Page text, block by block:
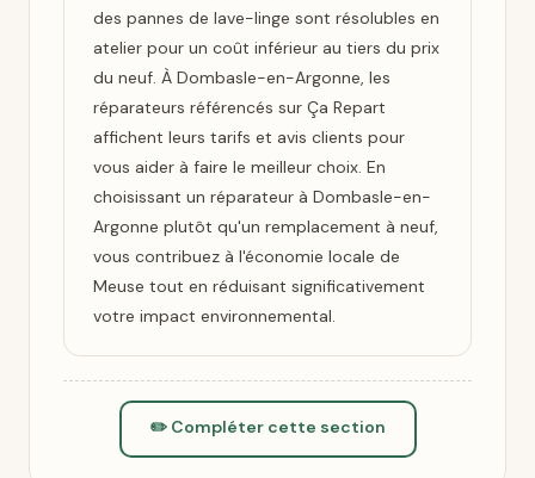
des pannes de lave-linge sont résolubles en
atelier pour un coût inférieur au tiers du prix
du neuf. À Dombasle-en-Argonne, les
réparateurs référencés sur Ça Repart
affichent leurs tarifs et avis clients pour
vous aider à faire le meilleur choix. En
choisissant un réparateur à Dombasle-en-
Argonne plutôt qu'un remplacement à neuf,
vous contribuez à l'économie locale de
Meuse tout en réduisant significativement
votre impact environnemental.
✏️ Compléter cette section